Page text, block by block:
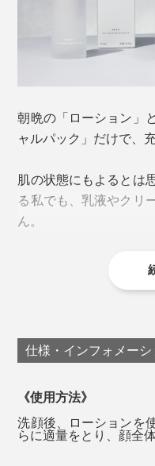
た後に使うとベター
が、あれこれそろえる
ると、コスパも高いと
そんな『獺祭』が、な
理由は、『獺祭』への
に伝え広めるため。
日本酒の美肌効果を経
本酒風呂や酒粕パック
朝晩の「ローション」
ャルパック」だけで、
肌の状態にもよるとは
る私でも、乳液やクリ
ん。
香りに、気分が落ち着き
仕様・インフォメーシ
《使用方法》
洗顔後、ローションを
らに適量をとり、顔全